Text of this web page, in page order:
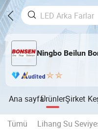
Ningbo Beilun
Ana sayfaÜrünlerŞirket
Tümü Lihang Su